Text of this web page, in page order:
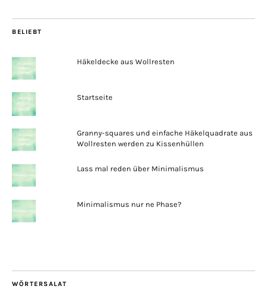
BELIEBT
Häkeldecke aus Wollresten
Startseite
Granny-squares und einfache Häkelquadrate aus
Wollresten werden zu Kissenhüllen
Lass mal reden über Minimalismus
Minimalismus nur ne Phase?
WÖRTERSALAT